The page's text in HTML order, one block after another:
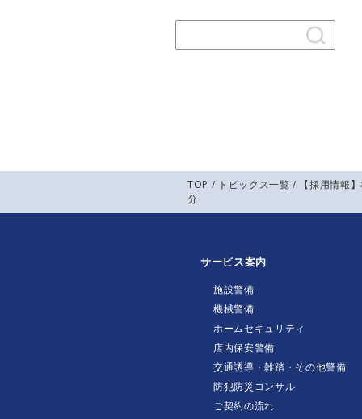
TOP / トピックス一覧 / 【採用情報
分
サービス案内
施設警備
機械警備
ホームセキュリティ
店内保安警備
交通誘導・雑踏・その他警備
防犯防災コンサル
ご契約の流れ